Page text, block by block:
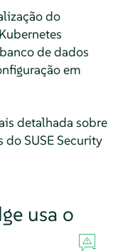
do
de dados
em
detalhada sobre
SUSE Security
usa o